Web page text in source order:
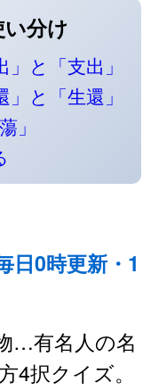
分け
」と「支出」
」と「生還」
」
日0時更新・1
…有名人の名
4択クイズ。